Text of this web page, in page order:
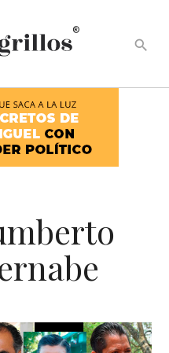
®
search